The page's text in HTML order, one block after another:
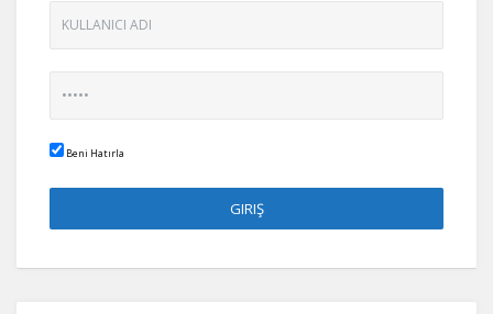
Beni Hatırla